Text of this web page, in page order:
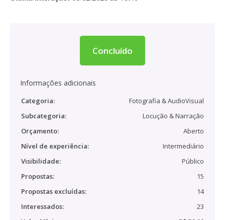
Concluído
Informações adicionais
Categoria:
Fotografia & AudioVisual
Subcategoria:
Locução & Narração
Orçamento:
Aberto
Nível de experiência:
Intermediário
Visibilidade:
Público
Propostas:
15
Propostas excluídas:
14
Interessados:
23